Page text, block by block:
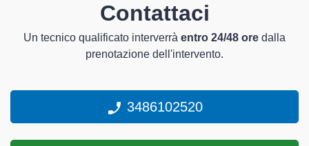
Contattaci
Un tecnico qualificato interverrà entro 24/48 ore dalla
prenotazione dell'intervento.
3486102520